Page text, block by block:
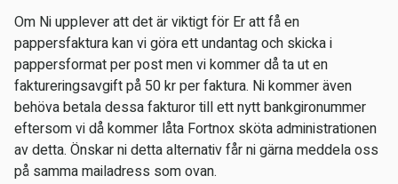
Om Ni upplever att det är viktigt för Er att få en
pappersfaktura kan vi göra ett undantag och skicka i
pappersformat per post men vi kommer då ta ut en
faktureringsavgift på 50 kr per faktura. Ni kommer även
behöva betala dessa fakturor till ett nytt bankgironummer
eftersom vi då kommer låta Fortnox sköta administrationen
av detta. Önskar ni detta alternativ får ni gärna meddela oss
på samma mailadress som ovan.